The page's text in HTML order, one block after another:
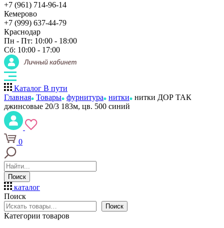
+7 (961) 714-96-14
Кемерово
+7 (999) 637-44-79
Краснодар
Пн - Пт: 10:00 - 18:00
Сб: 10:00 - 17:00
Каталог В пути
Главная Товары фурнитура нитки
нитки ДОР ТАК
джинсовые 20/3 183м, цв. 500 синий
0
Поиск
каталог
Поиск
Поиск
Категории товаров